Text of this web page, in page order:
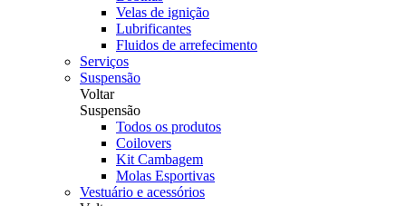
Velas de ignição
Lubrificantes
Fluidos de arrefecimento
Serviços
Suspensão
Voltar
Suspensão
Todos os produtos
Coilovers
Kit Cambagem
Molas Esportivas
Vestuário e acessórios